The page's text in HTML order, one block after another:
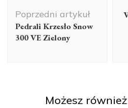
wpisu
Poprzedni artykuł
Pedrali Krzesło Snow
300 VE Zielony
Możesz